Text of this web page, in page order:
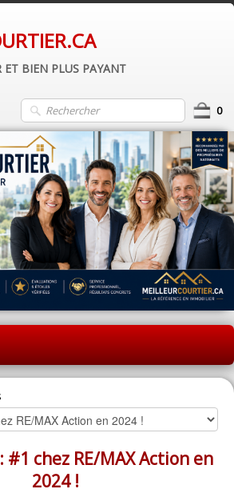
ET BIEN PLUS PAYANT
0
#1 chez RE/MAX Action en
2024 !